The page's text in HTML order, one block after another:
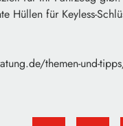
Hüllen für Keyless-
themen-und-